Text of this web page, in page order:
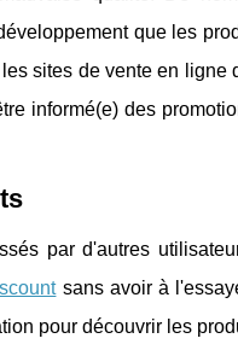
que les
sites de vente en ligne
informé(e) des
par d'autres
sans avoir à
pour découvrir les